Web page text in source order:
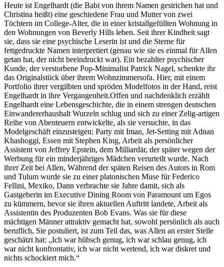
Heute ist Engelhardt (die Babi von ihrem Namen gestrichen hat und
Christina heißt) eine geschiedene Frau und Mutter von zwei
Töchtern im College-Alter, die in einer kristallgefüllten Wohnung in
den Wohnungen von Beverly Hills leben. Seit ihrer Kindheit sagt
sie, dass sie eine psychische Leserin ist und die Sterne für
fettgedruckte Namen interpretiert (genau wie sie es einmal für Allen
getan hat, der nicht beeindruckt war). Ein bezahlter psychischer
Kunde, der verstorbene Pop-Minimalist Patrick Nagel, schenkte ihr
das Originalstück über ihrem Wohnzimmersofa. Hier, mit einem
Portfolio ihrer vergilbten und spröden Modelfotos in der Hand, reist
Engelhardt in ihre Vergangenheit.Offen und nachdenklich erzählt
Engelhardt eine Lebensgeschichte, die in einem strengen deutschen
Einwandererhaushalt Wurzeln schlug und sich zu einer Zelig-artigen
Reihe von Abenteuern entwickelte, als sie versuchte, in das
Modelgeschäft einzusteigen: Party mit Iman, Jet-Setting mit Adnan
Khashoggi, Essen mit Stephen King, Arbeit als persönlicher
Assistent von Jeffrey Epstein, dem Milliardär, der später wegen der
Werbung für ein minderjähriges Mädchen verurteilt wurde. Nach
ihrer Zeit bei Allen, Während der späten Reisen des Autors in Rom
und Tulum wurde sie zu einer platonischen Muse für Federico
Fellini, Mexiko, Dann verbrachte sie Jahre damit, sich als
Gastgeberin im Executive Dining Room von Paramount um Egos
zu kümmern, bevor sie ihren aktuellen Auftritt landete, Arbeit als
Assistentin des Produzenten Bob Evans. Was sie für diese
mächtigen Männer attraktiv gemacht hat, sowohl persönlich als auch
beruflich, Sie postuliert, ist zum Teil das, was Allen an erster Stelle
geschätzt hat: „Ich war hübsch genug, ich war schlau genug, ich
war nicht konfrontativ, ich war nicht wertend, ich war diskret und
nichts schockiert mich.“